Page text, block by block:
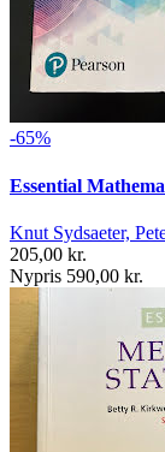
-65%
Essential
Knut Sydsaeter,
205,00 kr.
Nypris 590,00 kr.